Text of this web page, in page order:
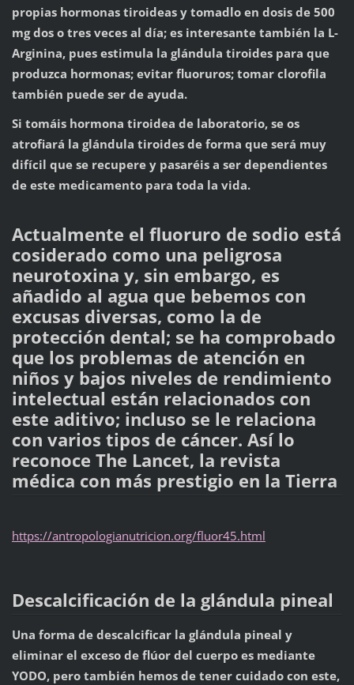
propias hormonas tiroideas y tomadlo en dosis de 500
mg dos o tres veces al día; es interesante también la L-
Arginina, pues estimula la glándula tiroides para que
produzca hormonas; evitar fluoruros; tomar clorofila
también puede ser de ayuda.
Si tomáis hormona tiroidea de laboratorio, se os
atrofiará la glándula tiroides de forma que será muy
difícil que se recupere y pasaréis a ser dependientes
de este medicamento para toda la vida.
Actualmente el fluoruro de sodio está
cosiderado como una peligrosa
neurotoxina y, sin embargo, es
añadido al agua que bebemos con
excusas diversas, como la de
protección dental; se ha comprobado
que los problemas de atención en
niños y bajos niveles de rendimiento
intelectual están relacionados con
este aditivo; incluso se le relaciona
con varios tipos de cáncer. Así lo
reconoce The Lancet, la revista
médica con más prestigio en la Tierra
https://antropologianutricion.org/fluor45.html
Descalcificación de la glándula pineal
Una forma de descalcificar la glándula pineal y
eliminar el exceso de flúor del cuerpo es mediante
YODO, pero también hemos de tener cuidado con este,